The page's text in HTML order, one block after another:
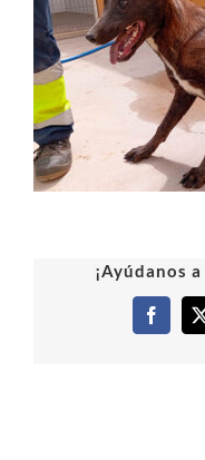
¡Ayúdanos